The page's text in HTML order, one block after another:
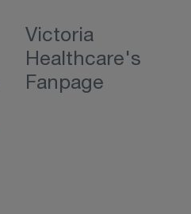
Victoria
Healthcare's
Fanpage